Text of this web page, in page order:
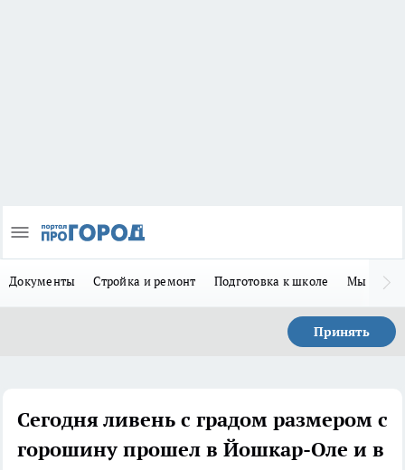
Документы Стройка и ремонт Подготовка к школе Мы в MAX
Принять
Сегодня ливень с градом размером с
горошину прошел в Йошкар-Оле и в